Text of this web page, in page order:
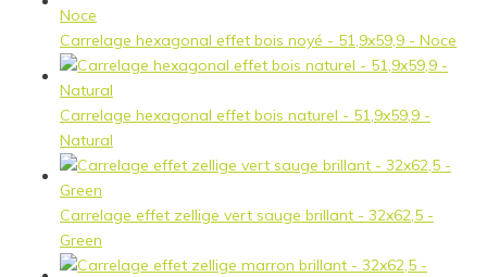
Carrelage hexagonal effet bois noyé - 51,9x59,9 - Noce
Carrelage hexagonal effet bois naturel - 51,9x59,9 -
Natural
Carrelage effet zellige vert sauge brillant - 32x62,5 -
Green